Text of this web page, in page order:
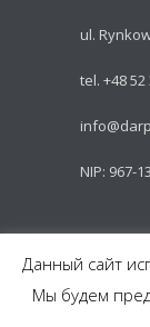
ul.
tel. +48 52
NIP: 967-
Części do
Данный сайт
Мы будем